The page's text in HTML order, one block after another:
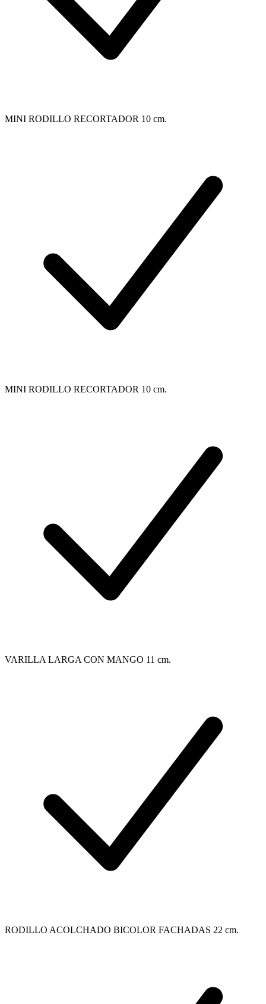
MINI RODILLO RECORTADOR 10 cm.
MINI RODILLO RECORTADOR 10 cm.
VARILLA LARGA CON MANGO 11 cm.
RODILLO ACOLCHADO BICOLOR FACHADAS 22 cm.